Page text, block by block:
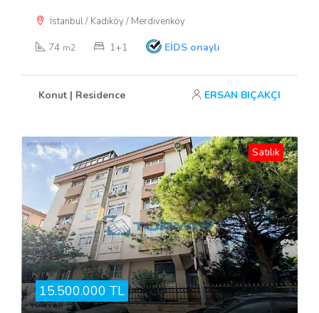
İstanbul / Kadıköy / Merdivenköy
74 m2 1+1 EİDS onaylı
Konut | Residence ERSAN BIÇAKÇI
Satılık
15.500.000 TL